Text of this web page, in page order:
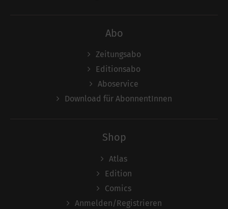
Abo
Zeitungsabo
Editionsabo
Aboservice
Download für AbonnentInnen
Shop
Atlas
Edition
Comics
Anmelden/Registrieren